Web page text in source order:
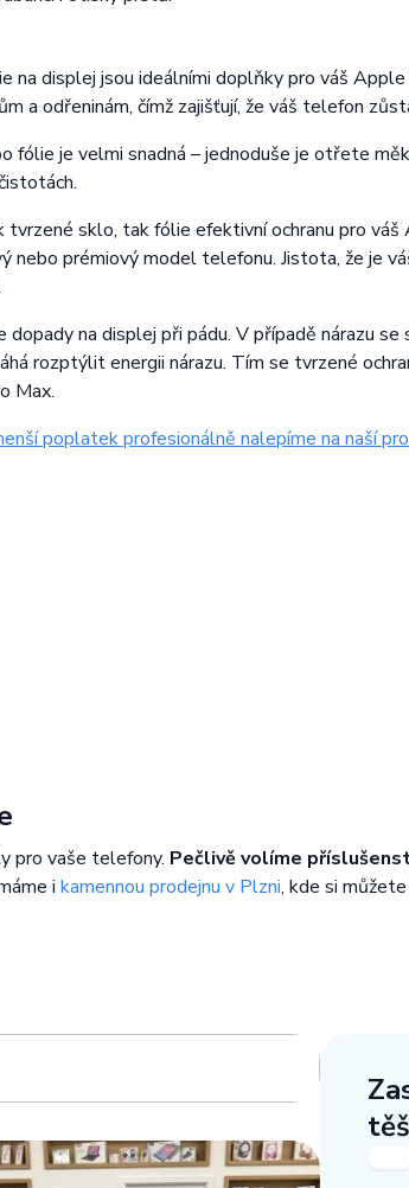
na displej jsou ideálními doplňky pro váš
a odřeninám, čímž zajišťují, že váš telefon
fólie je velmi snadná – jednoduše je otřete
tvrzené sklo, tak fólie efektivní ochranu pro
prémiový model telefonu. Jistota, že je
dopady na displej při pádu. V případě nárazu
rozptýlit energii nárazu. Tím se tvrzené
Max.
poplatek profesionálně nalepíme na naší
pro vaše telefony. Pečlivě volíme
i kamennou prodejnu v Plzni, kde si